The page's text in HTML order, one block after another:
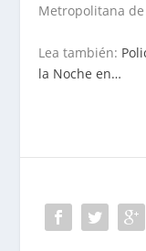
Metropolitana de
Lea también:
la Noche en…